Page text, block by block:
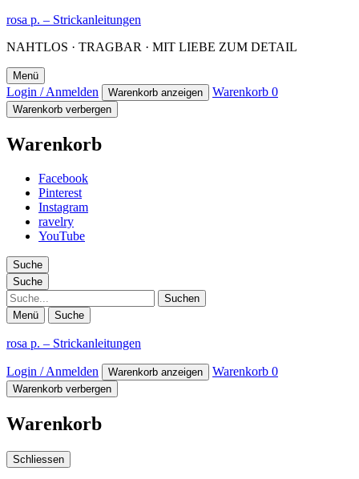
rosa p. – Strickanleitungen
NAHTLOS · TRAGBAR · MIT LIEBE ZUM DETAIL
Menü
Login / Anmelden Warenkorb anzeigen Warenkorb 0
Warenkorb verbergen
Warenkorb
Facebook
Pinterest
Instagram
ravelry
YouTube
Suche
Suche
Suche
Menü Suche
rosa p. – Strickanleitungen
Login / Anmelden Warenkorb anzeigen Warenkorb 0
Warenkorb verbergen
Warenkorb
Schliessen